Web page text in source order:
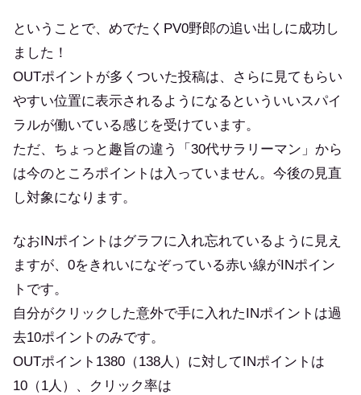
ということで、めでたくPV0野郎の追い出しに成功し
ました！
OUTポイントが多くついた投稿は、さらに見てもらい
やすい位置に表示されるようになるといういいスパイ
ラルが働いている感じを受けています。
ただ、ちょっと趣旨の違う「30代サラリーマン」から
は今のところポイントは入っていません。今後の見直
し対象になります。
なおINポイントはグラフに入れ忘れているように見え
ますが、0をきれいになぞっている赤い線がINポイン
トです。
自分がクリックした意外で手に入れたINポイントは過
去10ポイントのみです。
OUTポイント1380（138人）に対してINポイントは
10（1人）、クリック率は